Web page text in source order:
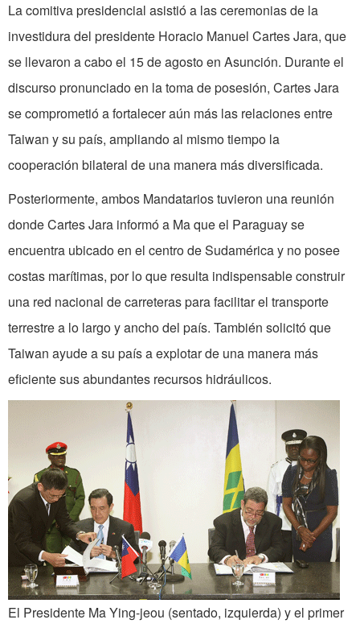
La comitiva presidencial asistió a las ceremonias de la
investidura del presidente Horacio Manuel Cartes Jara, que
se llevaron a cabo el 15 de agosto en Asunción. Durante el
discurso pronunciado en la toma de posesión, Cartes Jara
se comprometió a fortalecer aún más las relaciones entre
Taiwan y su país, ampliando al mismo tiempo la
cooperación bilateral de una manera más diversificada.
Posteriormente, ambos Mandatarios tuvieron una reunión
donde Cartes Jara informó a Ma que el Paraguay se
encuentra ubicado en el centro de Sudamérica y no posee
costas marítimas, por lo que resulta indispensable construir
una red nacional de carreteras para facilitar el transporte
terrestre a lo largo y ancho del país. También solicitó que
Taiwan ayude a su país a explotar de una manera más
eficiente sus abundantes recursos hidráulicos.
El Presidente Ma Ying-jeou (sentado, izquierda) y el primer